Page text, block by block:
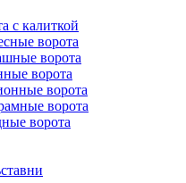
с калиткой
ворота
ворота
ворота
ворота
ворота
ворота